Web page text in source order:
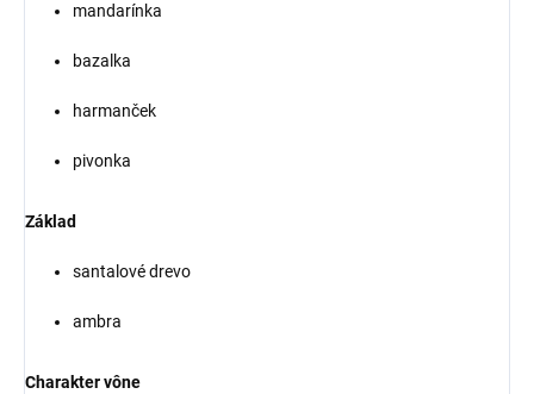
mandarínka
bazalka
harmanček
pivonka
Základ
santalové drevo
ambra
Charakter vône